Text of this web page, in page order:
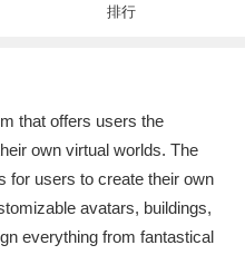
排行
that offers users the
own virtual worlds. The
for users to create their own
avatars, buildings,
everything from fantastical